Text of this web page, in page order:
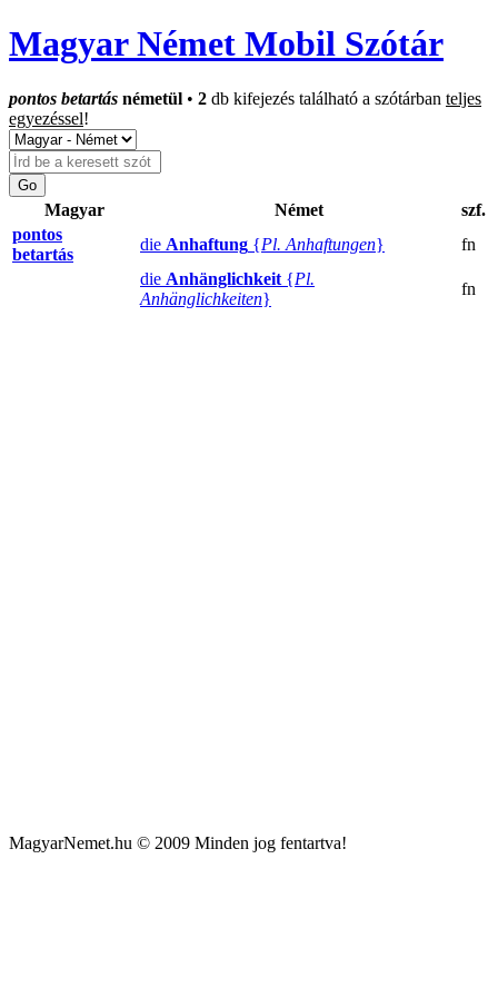
Magyar Német Mobil Szótár
pontos betartás németül • 2 db kifejezés található a szótárban teljes
egyezéssel!
Magyar Német
szf.
pontos
betartás
die Anhaftung {Pl. Anhaftungen}
fn
die Anhänglichkeit {Pl.
Anhänglichkeiten}
fn
MagyarNemet.hu © 2009 Minden jog fentartva!